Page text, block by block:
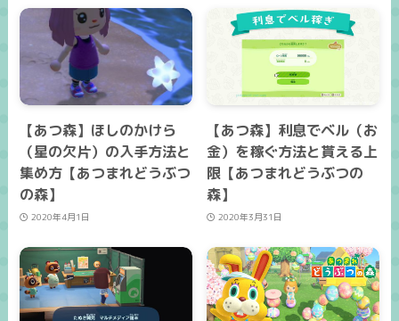
【あつ森】ほしのかけら
（星の欠片）の入手方法と
集め方【あつまれどうぶつ
の森】
2020年4月1日
【あつ森】利息でベル（お
金）を稼ぐ方法と貰える上
限【あつまれどうぶつの
森】
2020年3月31日